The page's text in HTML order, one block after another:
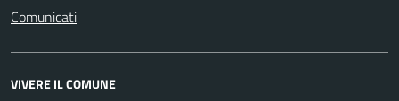
Comunicati
VIVERE IL COMUNE